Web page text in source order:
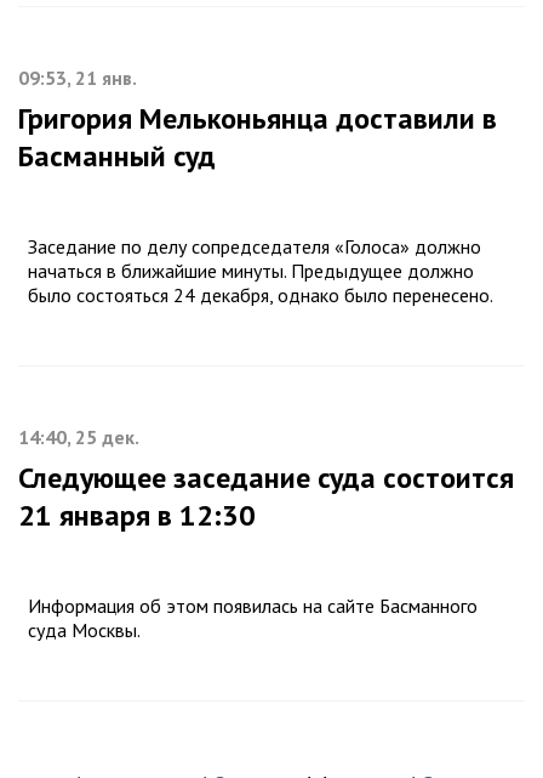
09:53, 21 янв.
Григория Мельконьянца доставили в
Басманный суд
Заседание по делу сопредседателя «Голоса» должно
начаться в ближайшие минуты. Предыдущее должно
было состояться 24 декабря, однако было перенесено.
14:40, 25 дек.
Следующее заседание суда состоится
21 января в 12:30
Информация об этом появилась на сайте Басманного
суда Москвы.